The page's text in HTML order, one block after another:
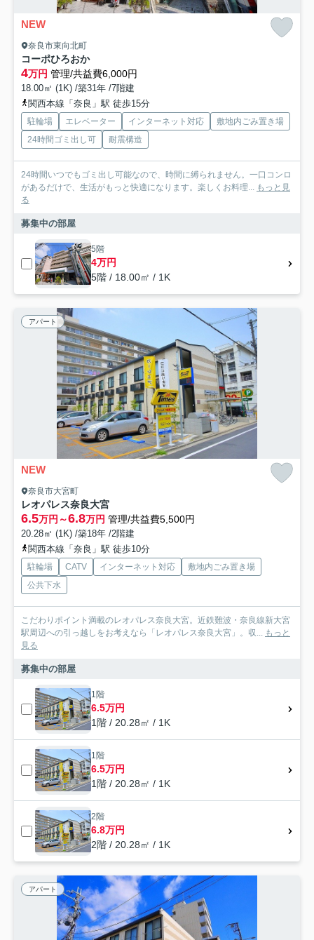
NEW
奈良市東向北町
コーポひろおか
4万円 管理/共益費6,000円
18.00㎡ (1K) /築31年 /7階建
関西本線「奈良」駅 徒歩15分
駐輪場 エレベーター インターネット対応
敷地内ごみ置き場
24時間ゴミ出し可
耐震構造
24時間いつでもゴミ出し可能なので、時間に縛られません。一口コンロ
があるだけで、生活がもっと快適になります。楽しくお料理... もっと見
る
募集中の部屋
5階
4万円
5階 / 18.00㎡ / 1K
アパート
NEW
奈良市大宮町
レオパレス奈良大宮
6.5万円～6.8万円 管理/共益費5,500円
20.28㎡ (1K) /築18年 /2階建
関西本線「奈良」駅 徒歩10分
駐輪場 CATV インターネット対応
敷地内ごみ置き場
公共下水
こだわりポイント満載のレオパレス奈良大宮。近鉄難波・奈良線新大宮
駅周辺への引っ越しをお考えなら「レオパレス奈良大宮」。収... もっと
見る
募集中の部屋
1階
6.5万円
1階 / 20.28㎡ / 1K
1階
6.5万円
1階 / 20.28㎡ / 1K
2階
6.8万円
2階 / 20.28㎡ / 1K
アパート